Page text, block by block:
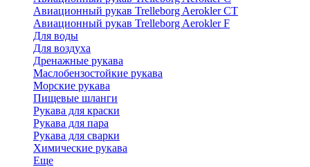
Авиационный рукав Trelleborg Aerokler CT
Авиационный рукав Trelleborg Aerokler F
Для воды
Для воздуха
Дренажные рукава
Маслобензостойкие рукава
Морские рукава
Пищевые шланги
Рукава для краски
Рукава для пара
Рукава для сварки
Химические рукава
Еще